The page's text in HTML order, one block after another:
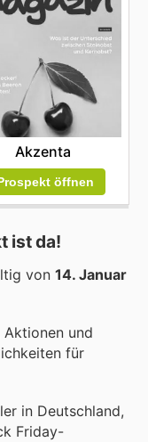
Akzenta
öffnen
ist da!
von 14. Januar
und
für
in Deutschland,
Friday-